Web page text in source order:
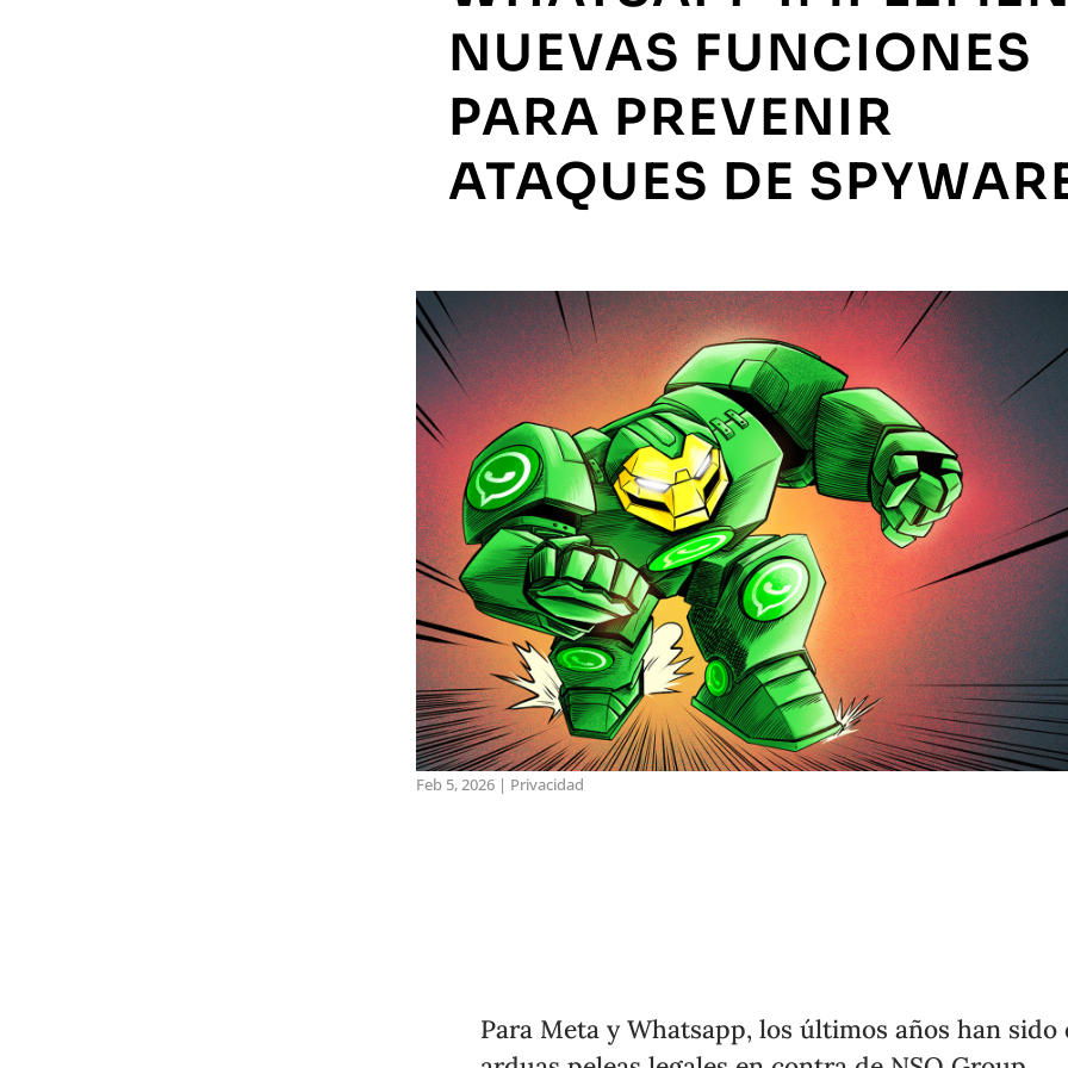
NUEVAS FUNCIONES
PARA PREVENIR
ATAQUES DE
Feb 5, 2026 | Privacidad
Para Meta y Whatsapp, los últimos años han sido